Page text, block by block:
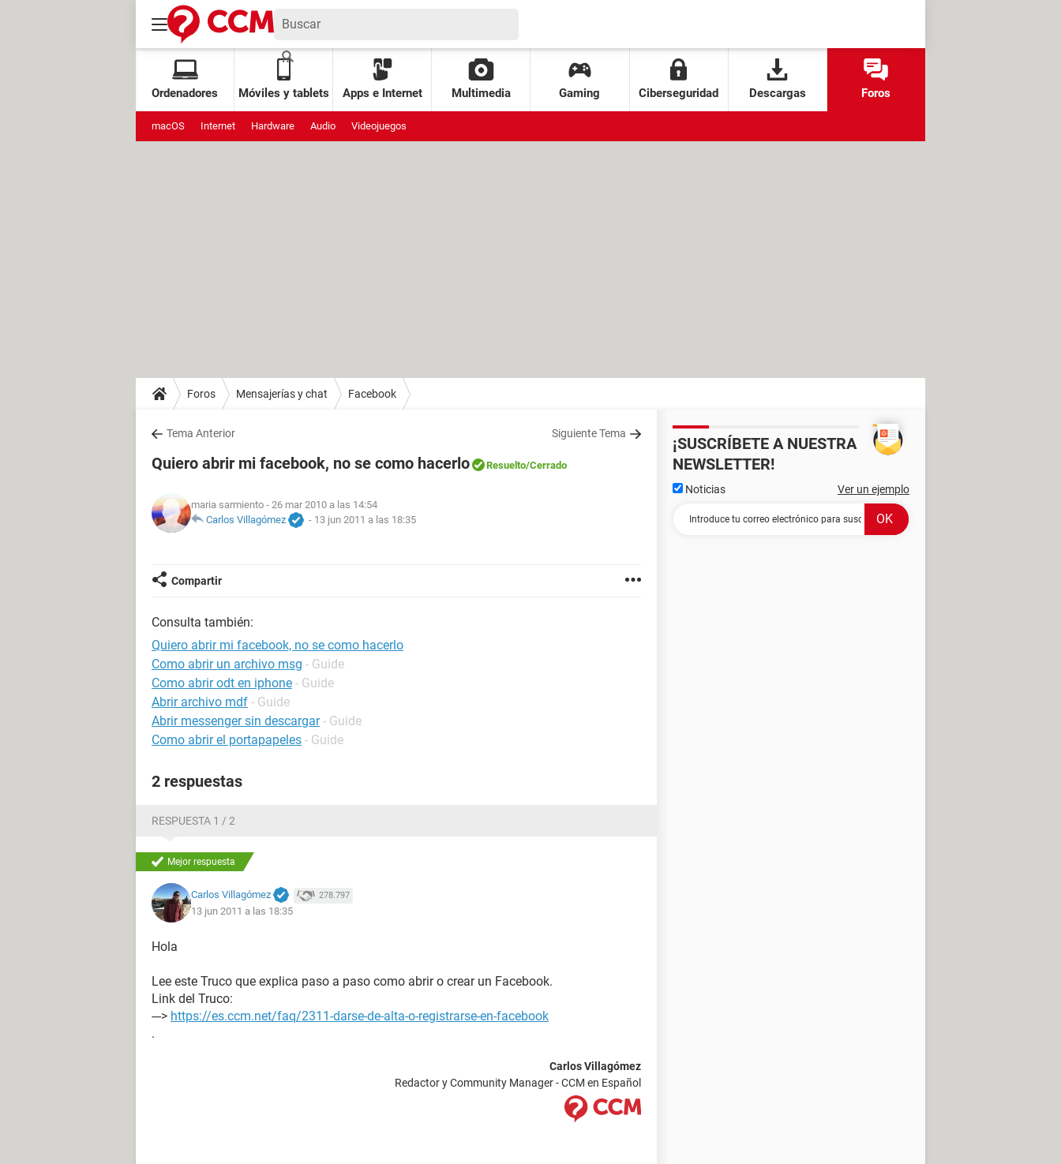
Ordenadores Móviles y tablets Apps e Internet Multimedia Gaming Ciberseguridad Descargas Foros
macOS Internet Hardware Audio Videojuegos
Foros Mensajerías y chat Facebook
Tema Anterior Siguiente Tema
Quiero abrir mi facebook, no se como hacerlo Resuelto/Cerrado
maria sarmiento - 26 mar 2010 a las 14:54
Carlos Villagómez
- 13 jun 2011 a las 18:35
Compartir
Consulta también:
Quiero abrir mi facebook, no se como hacerlo
Como abrir un archivo msg - Guide
Como abrir odt en iphone - Guide
Abrir archivo mdf - Guide
Abrir messenger sin descargar - Guide
Como abrir el portapapeles - Guide
2 respuestas
RESPUESTA 1 / 2
Mejor respuesta
Carlos Villagómez 278.797
13 jun 2011 a las 18:35
Hola
Lee este Truco que explica paso a paso como abrir o crear un Facebook.
Link del Truco:
---> https://es.ccm.net/faq/2311-darse-de-alta-o-registrarse-en-facebook
.
Carlos Villagómez
Redactor y Community Manager - CCM en Español
¡SUSCRÍBETE A NUESTRA
NEWSLETTER!
Noticias Ver un ejemplo